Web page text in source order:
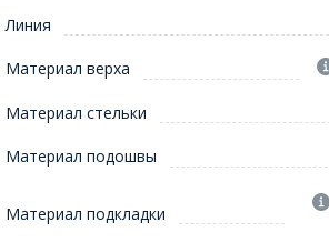
Линия
Материал верха
Материал стельки
Материал подошвы
Материал подкладки